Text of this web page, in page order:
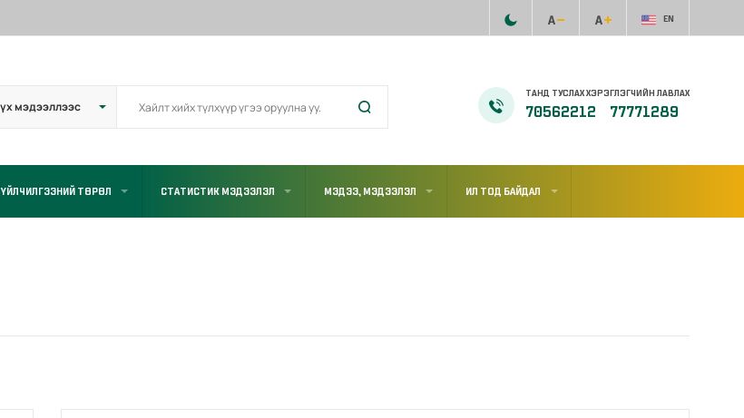
EN
ТАНД ТУСЛАХ ХЭРЭГЛЭГЧИЙН ЛАВЛАХ
70562212 77771289
ҮЙЛЧИЛГЭЭНИЙ ТӨРӨЛ СТАТИСТИК МЭДЭЭЛЭЛ МЭДЭЭ, МЭДЭЭЛЭЛ ИЛ ТОД БАЙДАЛ